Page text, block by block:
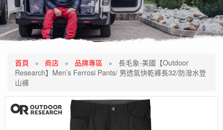
首頁 » 商店 » 品牌專區 » 長毛象-美國【Outdoor
Research】Men’s Ferrosi Pants/ 男透氣快乾褲長32/防潑水登
山褲